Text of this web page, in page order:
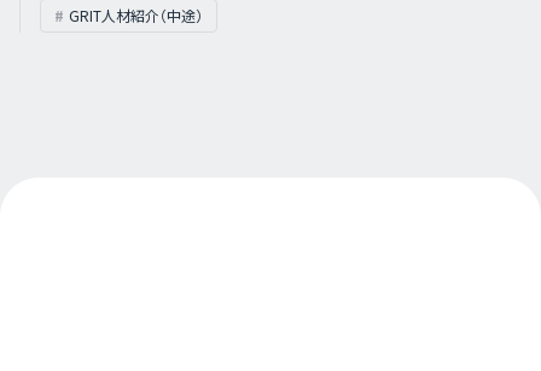
GRIT人材紹介（中途）